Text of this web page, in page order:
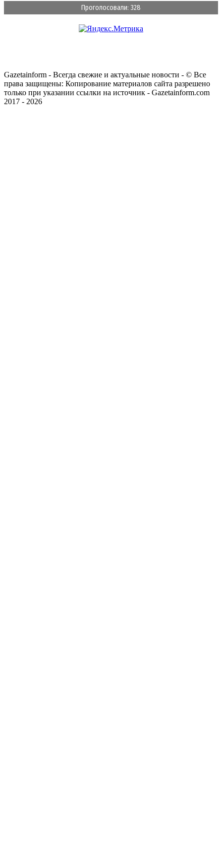
Проголосовали: 328
Gazetainform - Всегда свежие и актуальные новости - © Все
права защищены: Копирование материалов сайта разрешено
только при указании ссылки на источник - Gazetainform.com
2017 - 2026